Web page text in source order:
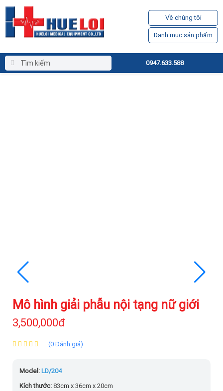
Về chúng tôi
Danh mục sản phẩm
0947.633.588
Mô hình giải phẫu nội tạng nữ giới
3,500,000đ
(0 Đánh giá)
Model:LD/204
Kích thước:83cm x 36cm x 20cm